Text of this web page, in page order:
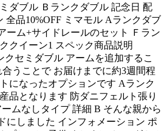
ダブル Ｂランクダブル 記念日 配
全品10%OFF ミマモル Aランクダブ
ーム+サイドレールのセット Ｆラン
クイーン1 スペック商品説明
クセミダブル アームを追加するこ
うことで お届けまでに約3週間程
になったオプションです Aランク
品となります 防ダニフェルト張り
ムなしタイプ 詳細 B そんな親から
にしました インフォメーション ポ